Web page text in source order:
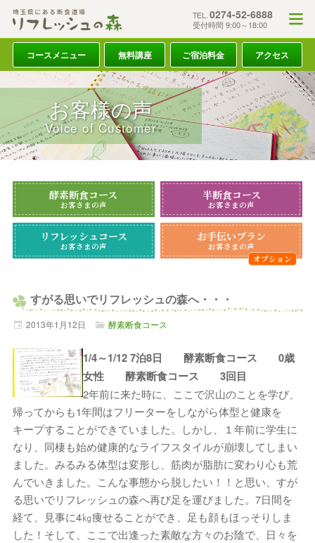
TEL. 0274-52-6888
受付時間 9:00～18:00
コースメニュー 無料講座 ご宿泊料金 アクセス
お客様の声
Voice of Customer
酵素断食コース
お客さまの声
半断食コース
お客さまの声
リフレッシュコース
お客さまの声
お手伝いプラン
お客さまの声
すがる思いでリフレッシュの森へ・・・
2013年1月12日 酵素断食コース
1/4～1/12 7泊8日 酵素断食コース 0歳
女性 酵素断食コース 3回目
2年前に来た時に、ここで沢山のことを学び、
帰ってからも1年間はフリーターをしながら体型と健康を
キープすることができていました。しかし、１年前に学生に
なり、同棲も始め健康的なライフスタイルが崩壊してしまい
ました。みるみる体型は変形し、筋肉が脂肪に変わり心も荒
んでいきました。こんな事態から脱したい！！と思い、すが
る思いでリフレッシュの森へ再び足を運びました。7日間を
経て、見事に4㎏痩せることができ、足も顔もほっそりしま
した！そして、ここで出逢った素敵な方々のお陰で、日々を